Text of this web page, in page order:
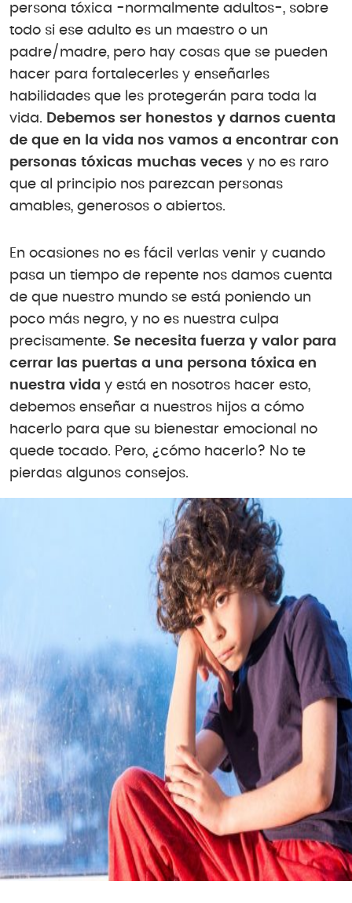
persona tóxica -normalmente adultos-, sobre
todo si ese adulto es un maestro o un
padre/madre, pero hay cosas que se pueden
hacer para fortalecerles y enseñarles
habilidades que les protegerán para toda la
vida. Debemos ser honestos y darnos cuenta
de que en la vida nos vamos a encontrar con
personas tóxicas muchas veces y no es raro
que al principio nos parezcan personas
amables, generosos o abiertos.
En ocasiones no es fácil verlas venir y cuando
pasa un tiempo de repente nos damos cuenta
de que nuestro mundo se está poniendo un
poco más negro, y no es nuestra culpa
precisamente. Se necesita fuerza y valor para
cerrar las puertas a una persona tóxica en
nuestra vida y está en nosotros hacer esto,
debemos enseñar a nuestros hijos a cómo
hacerlo para que su bienestar emocional no
quede tocado. Pero, ¿cómo hacerlo? No te
pierdas algunos consejos.